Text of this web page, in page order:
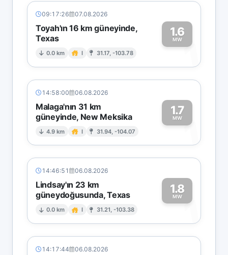
09:17:26 07.08.2026
Toyah'ın 16 km güneyinde,
Texas
0.0 km I 31.17, -103.78
1.6
MW1
14:58:00 06.08.2026
Malaga'nın 31 km
güneyinde, New Meksika
4.9 km I 31.94, -104.07
1.7
MW1
14:46:51 06.08.2026
Lindsay'ın 23 km
güneydoğusunda, Texas
0.0 km I 31.21, -103.38
1.8
MW1
14:17:44 06.08.2026